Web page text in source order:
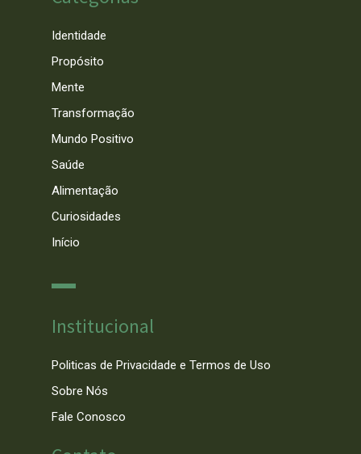
Identidade
Propósito
Mente
Transformação
Mundo Positivo
Saúde
Alimentação
Curiosidades
Início
Institucional
Politicas de Privacidade e Termos de Uso
Sobre Nós
Fale Conosco